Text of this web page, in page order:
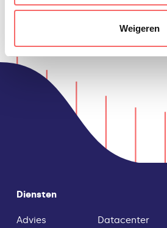
Weigeren
Diensten
Advies Datacenter